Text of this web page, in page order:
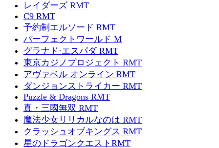
レイダーズ RMT
C9 RMT
予約制エルソード RMT
パーフェクトワールド M
グラナド·エスパダ RMT
東京カジノプロジェクト RMT
アヴァベル オンライン RMT
ダンジョンストライカー RMT
Puzzle & Dragons RMT
真・三國無双 RMT
魔法少女リリカルなのは RMT
クラッシュオブキングス RMT
星のドラゴンクエストRMT